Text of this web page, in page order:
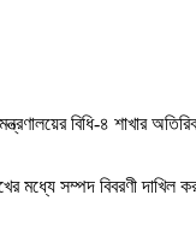
বিধি-৪ শাখার
সম্পদ বিবরণী দাখিল